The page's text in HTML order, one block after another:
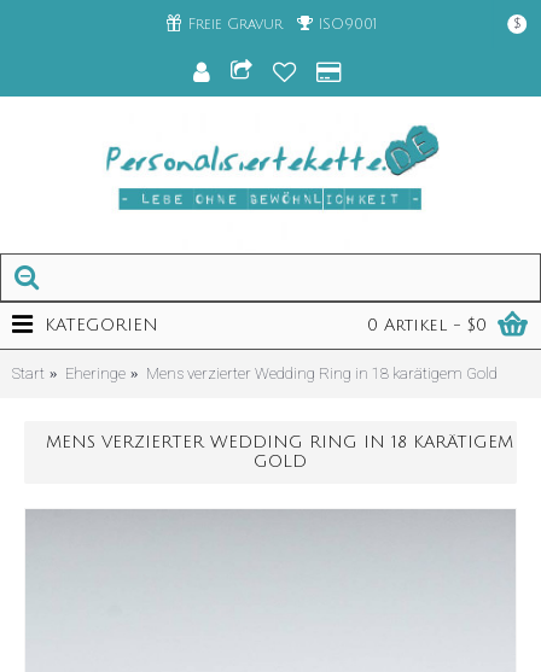
Freie Gravur ISO9001 $
0 Artikel - $0
KATEGORIEN
Start Eheringe Mens verzierter Wedding Ring in 18 karätigem Gold
MENS VERZIERTER WEDDING RING IN 18 KARÄTIGEM
GOLD